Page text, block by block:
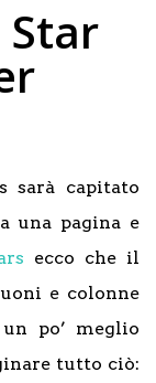
capitato
una pagina e
ecco che il
e colonne
po’ meglio
tutto ciò: